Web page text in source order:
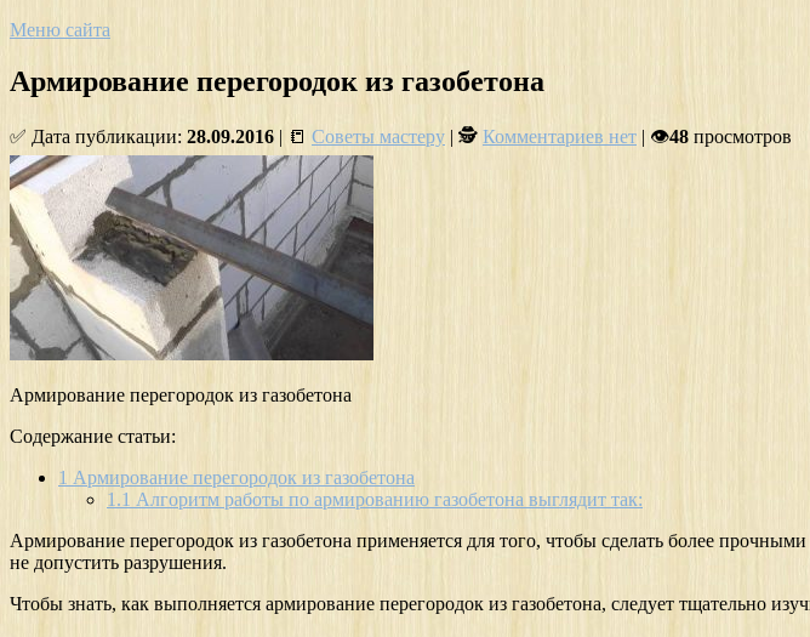
Меню сайта
Армирование перегородок из газобетона
✅ Дата публикации: 28.09.2016 | 📒 Советы мастеру | 🕵 Комментариев нет | 👁48 просмотров
Армирование перегородок из газобетона
Содержание статьи:
1 Армирование перегородок из газобетона
1.1 Алгоритм работы по армированию газобетона выглядит так:
Армирование перегородок из газобетона применяется для того, чтобы сделать более
не допустить разрушения.
Чтобы знать, как выполняется армирование перегородок из газобетона, следует тщательно